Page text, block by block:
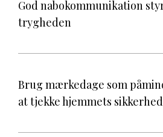
God nabokommunikation
trygheden
Brug mærkedage som
at tjekke hjemmets